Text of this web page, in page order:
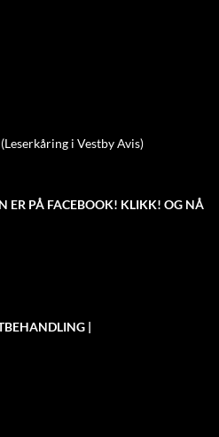
ER PÅ FACEBOOK! KLIKK! OG NÅ
|